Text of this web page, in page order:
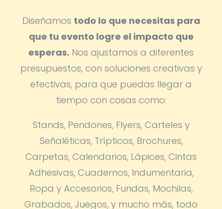
Diseñamos todo lo que necesitas para
que tu evento logre el impacto que
esperas. Nos ajustamos a diferentes
presupuestos, con soluciones creativas y
efectivas, para que puedas llegar a
tiempo con cosas como:
Stands, Pendones, Flyers, Carteles y
Señaléticas, Trípticos, Brochures,
Carpetas, Calendarios, Lápices, Cintas
Adhesivas, Cuadernos, Indumentaria,
Ropa y Accesorios, Fundas, Mochilas,
Grabados, Juegos, y mucho más, todo